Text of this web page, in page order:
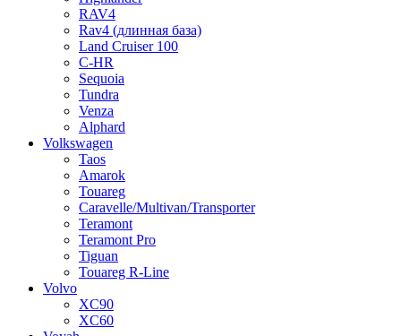
RAV4
Rav4 (длинная база)
Land Cruiser 100
C-HR
Sequoia
Tundra
Venza
Alphard
Volkswagen
Taos
Amarok
Touareg
Caravelle/Multivan/Transporter
Teramont
Teramont Pro
Tiguan
Touareg R-Line
Volvo
XC90
XC60